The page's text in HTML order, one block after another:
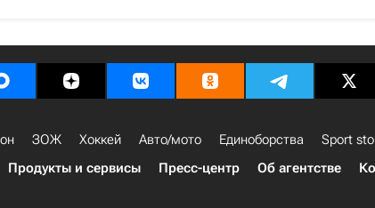
ЗОЖ Хоккей Авто/мото Единоборства
Sport
Продукты и сервисы Пресс-центр Об агентстве